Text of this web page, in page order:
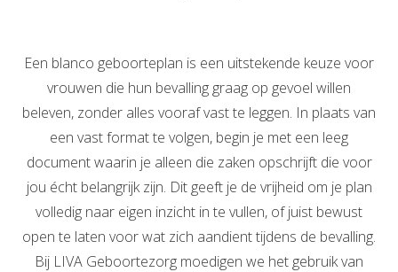
Een blanco geboorteplan is een uitstekende keuze voor
vrouwen die hun bevalling graag op gevoel willen
beleven, zonder alles vooraf vast te leggen. In plaats van
een vast format te volgen, begin je met een leeg
document waarin je alleen die zaken opschrijft die voor
jou écht belangrijk zijn. Dit geeft je de vrijheid om je plan
volledig naar eigen inzicht in te vullen, of juist bewust
open te laten voor wat zich aandient tijdens de bevalling.
Bij LIVA Geboortezorg moedigen we het gebruik van